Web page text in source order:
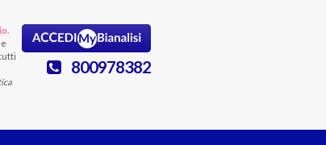
800978382